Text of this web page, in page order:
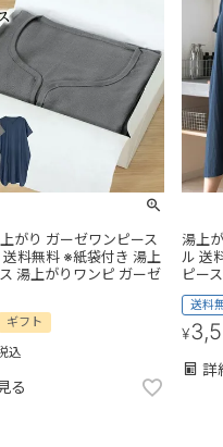
がり ガーゼワンピース
料無料 ※紙袋付き 湯上
湯上がりワンピ ガーゼ
ギフト
込
る
湯上
ル 送
ピー
送料
¥
詳